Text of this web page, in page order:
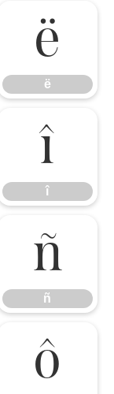
ë
ë
î
î
ñ
ñ
ô